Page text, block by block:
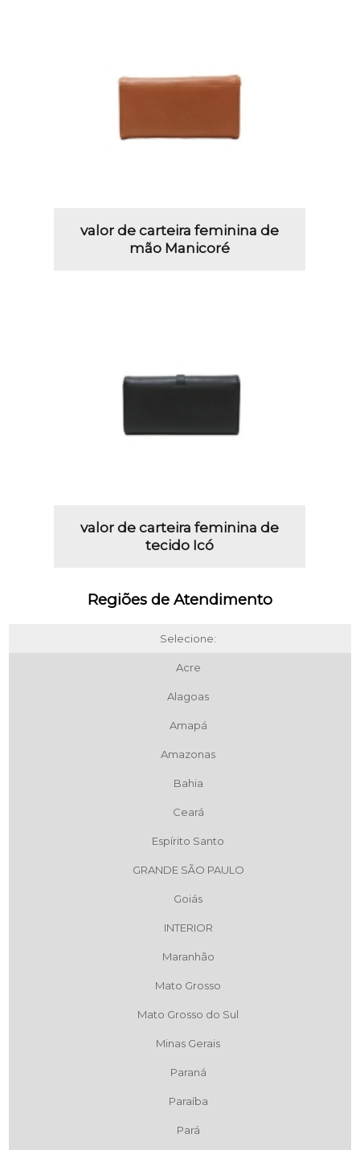
valor de carteira feminina de
mão Manicoré
valor de carteira feminina de
tecido Icó
Regiões de Atendimento
Selecione:
Acre
Alagoas
Amapá
Amazonas
Bahia
Ceará
Espírito Santo
GRANDE SÃO PAULO
Goiás
INTERIOR
Maranhão
Mato Grosso
Mato Grosso do Sul
Minas Gerais
Paraná
Paraíba
Pará